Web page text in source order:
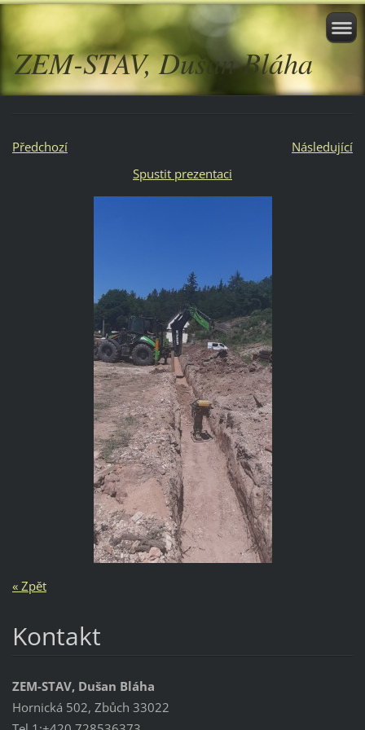
ZEM-STAV, Dušan Bláha
Předchozí
Následující
Spustit prezentaci
« Zpět
Kontakt
ZEM-STAV, Dušan Bláha
Hornická 502, Zbůch 33022